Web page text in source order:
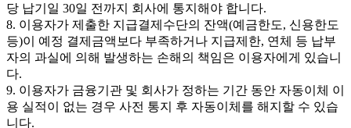
당 납기일 30일 전까지 회사에 통지해야 합니다.
8. 이용자가 제출한 지급결제수단의 잔액(예금한도, 신용한도
등)이 예정 결제금액보다 부족하거나 지급제한, 연체 등 납부
자의 과실에 의해 발생하는 손해의 책임은 이용자에게 있습니
다.
9. 이용자가 금융기관 및 회사가 정하는 기간 동안 자동이체 이
용 실적이 없는 경우 사전 통지 후 자동이체를 해지할 수 있습
니다.